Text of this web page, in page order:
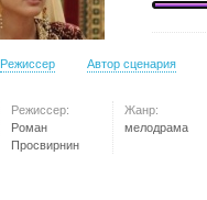
Режиссер Автор сценария
Режиссер:
Роман
Просвирнин
Жанр:
мелодрама